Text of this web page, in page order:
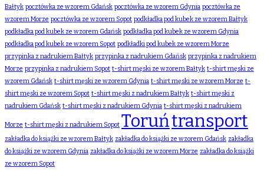
Bałtyk pocztówka ze wzorem Gdańsk pocztówka ze wzorem Gdynia pocztówka ze
wzorem Morze pocztówka ze wzorem Sopot podkładka pod kubek ze wzorem Bałtyk
podkładka pod kubek ze wzorem Gdańsk podkładka pod kubek ze wzorem Gdynia
podkładka pod kubek ze wzorem Sopot podkładki pod kubek ze wzorem Morze
przypinka z nadrukiem Bałtyk przypinka z nadrukiem Gdańsk przypinka z nadrukiem
Morze przypinka z nadrukiem Sopot t-shirt męski ze wzorem Bałtyk t-shirt męski ze
wzorem Gdańsk t-shirt męski ze wzorem Gdynia t-shirt męski ze wzorem Morze t-
shirt męski ze wzorem Sopot t-shirt męski z nadrukiem Bałtyk t-shirt męski z
nadrukiem Gdańsk t-shirt męski z nadrukiem Gdynia t-shirt męski z nadrukiem
Morze t-shirt męski z nadrukiem Sopot Toruńtransport
zakładka do książki ze wzorem Bałtyk zakładka do książki ze wzorem Gdańsk zakładka
do książki ze wzorem Gdynia zakładka do książki ze wzorem Morze zakładka do książki
ze wzorem Sopot